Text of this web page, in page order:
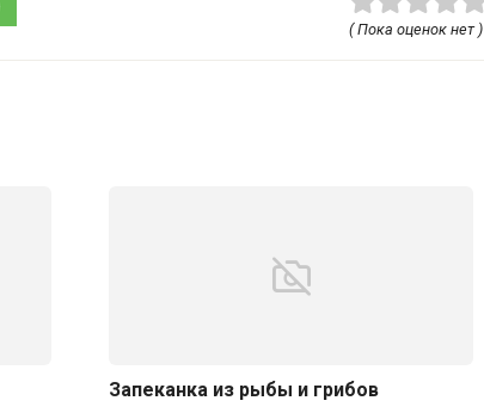
( Пока оценок нет )
Запеканка из рыбы и грибов